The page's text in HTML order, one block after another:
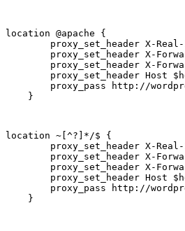
location @apache {
proxy_set_header X-
proxy_set_header X-
proxy_set_header X-
proxy_set_header Host
proxy_pass http://
    }
location ~[^?]*/$ {
proxy_set_header X-
proxy_set_header X-
proxy_set_header X-
proxy_set_header Host
proxy_pass http://
    }